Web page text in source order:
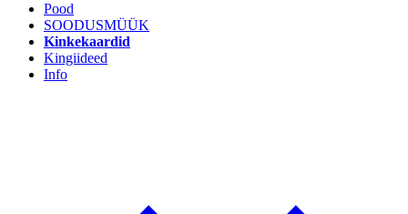
Pood
SOODUSMÜÜK
Kinkekaardid
Kingiideed
Info